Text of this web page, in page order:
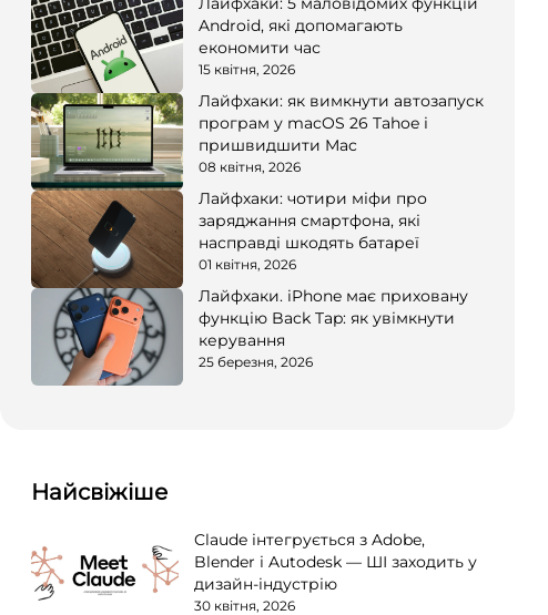
Android, які допомагають
економити час
15 квітня, 2026
Лайфхаки: як вимкнути автозапуск
програм у macOS 26 Tahoe і
пришвидшити Mac
08 квітня, 2026
Лайфхаки: чотири міфи про
заряджання смартфона, які
насправді шкодять батареї
01 квітня, 2026
Лайфхаки. iPhone має приховану
функцію Back Tap: як увімкнути
керування
25 березня, 2026
Найсвіжіше
Claude інтегрується з Adobe,
Blender і Autodesk — ШІ заходить у
дизайн-індустрію
30 квітня, 2026